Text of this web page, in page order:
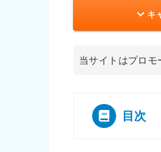
キ
当サイトはプロ
目次